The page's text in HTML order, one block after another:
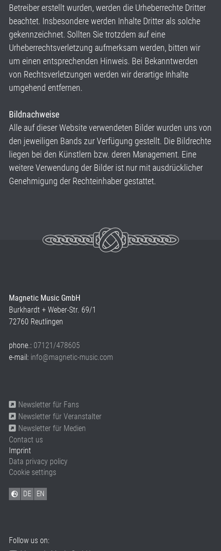
Betreiber erstellt wurden, werden die Urheberrechte Dritter
beachtet. Insbesondere werden Inhalte Dritter als solche
gekennzeichnet. Sollten Sie trotzdem auf eine
Urheberrechtsverletzung aufmerksam werden, bitten wir
um einen entsprechenden Hinweis. Bei Bekanntwerden
von Rechtsverletzungen werden wir derartige Inhalte
umgehend entfernen.
Bildnachweise
Alle auf dieser Website verwendeten Bilder wurden uns von
den jeweiligen Bands zur Verfügung gestellt. Die Bildrechte
liegen bei den Künstlern bzw. deren Management. Eine
weitere Verwendung der Bilder ist nur mit ausdrücklicher
Genehmigung der Rechteinhaber gestattet.
Magnetic Music GmbH
Burkhardt + Weber-Str. 69/1
72760 Reutlingen
phone.: 07121/478605
e-mail: info@magnetic-music.com
Newsletter für Fans
Newsletter für Veranstalter
Newsletter für Medien
Contact us
Imprint
Data privacy policy
Cookie settings
DE EN
Follow us on: